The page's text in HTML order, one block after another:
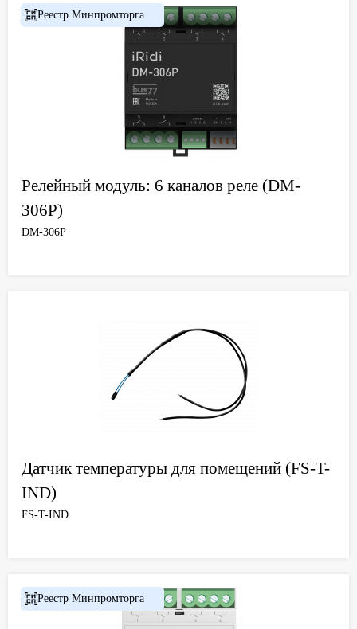
Реестр Минпромторга
Релейный модуль: 6 каналов реле (DM-
306P)
DM-306P
Датчик температуры для помещений (FS-T-
IND)
FS-T-IND
Реестр Минпромторга